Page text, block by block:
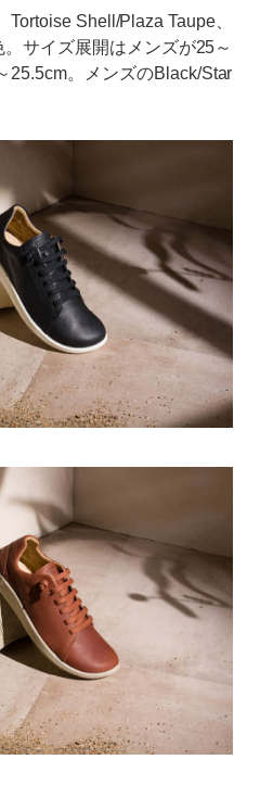
Shell/Plaza Taupe、
サイズ展開はメンズが25～
25.5cm。メンズのBlack/Star